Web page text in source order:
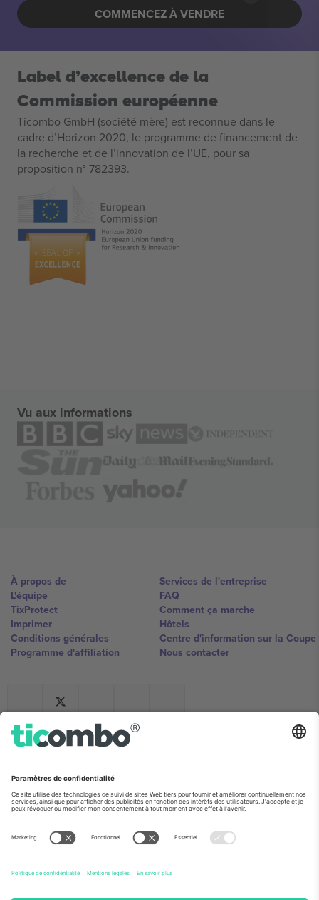
COMMENCEZ À VENDRE
Label d’excellence de la
Commission européenne
Ticombo GmbH (société mère) est reconnue dans le
cadre d’Horizon 2020, le programme de financement de
la recherche et de l’innovation de l’UE, pour sa
proposition n° 782393.
Vu aux informations
À propos de
L'équipe
TixProtect
Imprimer
Conditions générales
Programme d'affiliation
Services de l'entreprise
FAQ
Comment ça marche
Hôtels
Centre d'information sur la Coupe
Nous contacter
Ticombo France
Mimi Balkanska 132, 1540, Sofia,
Bulgaria
L'entité juridique du fournisseur de la plateforme peut changer en
détails, consultez la page spécifique de l'événement, les mentions